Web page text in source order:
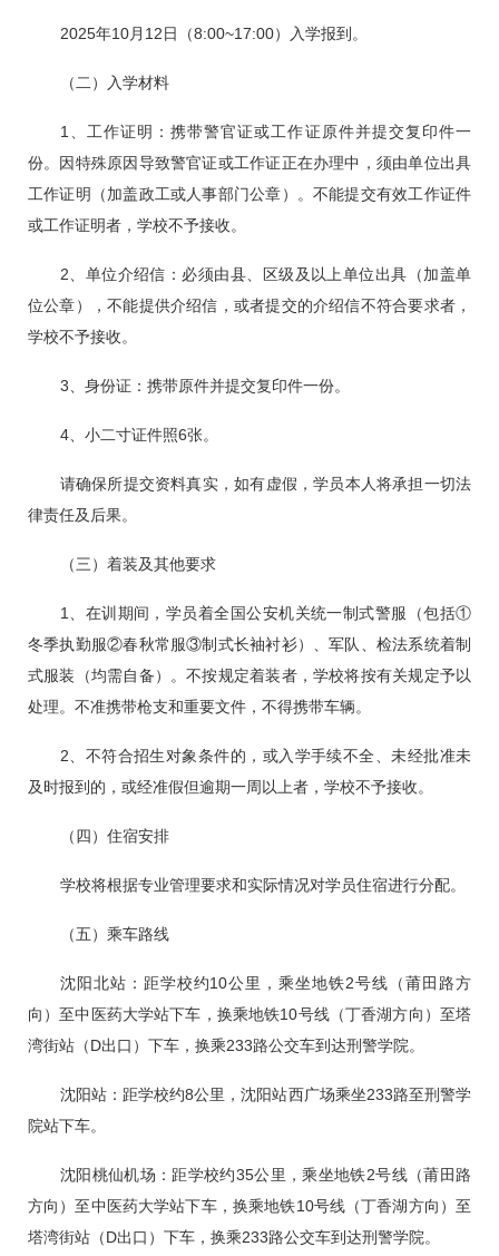
2025年10月12日（8:00~17:00）入学报到。
（二）入学材料
1、工作证明：携带警官证或工作证原件并提交复印件一
份。因特殊原因导致警官证或工作证正在办理中，须由单位出具
工作证明（加盖政工或人事部门公章）。不能提交有效工作证件
或工作证明者，学校不予接收。
2、单位介绍信：必须由县、区级及以上单位出具（加盖单
位公章），不能提供介绍信，或者提交的介绍信不符合要求者，
学校不予接收。
3、身份证：携带原件并提交复印件一份。
4、小二寸证件照6张。
请确保所提交资料真实，如有虚假，学员本人将承担一切法
律责任及后果。
（三）着装及其他要求
1、在训期间，学员着全国公安机关统一制式警服（包括①
冬季执勤服②春秋常服③制式长袖衬衫）、军队、检法系统着制
式服装（均需自备）。不按规定着装者，学校将按有关规定予以
处理。不准携带枪支和重要文件，不得携带车辆。
2、不符合招生对象条件的，或入学手续不全、未经批准未
及时报到的，或经准假但逾期一周以上者，学校不予接收。
（四）住宿安排
学校将根据专业管理要求和实际情况对学员住宿进行分配。
（五）乘车路线
沈阳北站：距学校约10公里，乘坐地铁2号线（莆田路方
向）至中医药大学站下车，换乘地铁10号线（丁香湖方向）至塔
湾街站（D出口）下车，换乘233路公交车到达刑警学院。
沈阳站：距学校约8公里，沈阳站西广场乘坐233路至刑警学
院站下车。
沈阳桃仙机场：距学校约35公里，乘坐地铁2号线（莆田路
方向）至中医药大学站下车，换乘地铁10号线（丁香湖方向）至
塔湾街站（D出口）下车，换乘233路公交车到达刑警学院。